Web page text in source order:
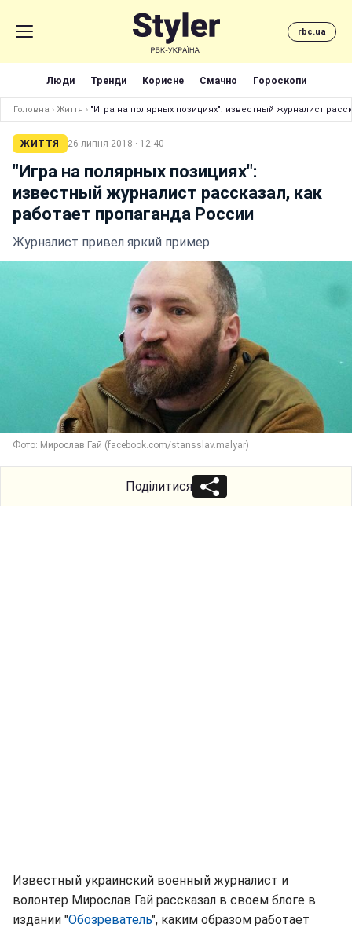
rbc.ua
Люди Тренди Корисне Смачно Гороскопи
Головна › Життя › "Игра на полярных позициях": известный журналист
ЖИТТЯ 26 липня 2018 · 12:40
"Игра на полярных позициях":
известный журналист рассказал, как
работает пропаганда России
Журналист привел яркий пример
Фото: Мирослав Гай (facebook.com/stansslav.malyar)
Поділитися
Известный украинский военный журналист и
волонтер Мирослав Гай рассказал в своем блоге в
издании "Обозреватель", каким образом работает